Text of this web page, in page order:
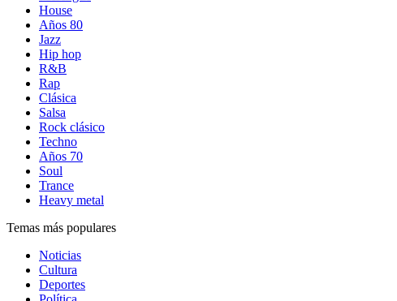
House
Años 80
Jazz
Hip hop
R&B
Rap
Clásica
Salsa
Rock clásico
Techno
Años 70
Soul
Trance
Heavy metal
Temas más populares
Noticias
Cultura
Deportes